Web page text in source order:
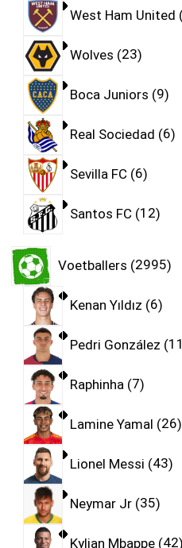
West Ham United
Wolves 23
Boca Juniors 9
Real Sociedad 6
Sevilla FC 6
Santos FC 12
Voetballers 2995
Kenan Yıldız 6
Pedri González 11
Raphinha 7
Lamine Yamal 26
Lionel Messi 43
Neymar Jr 35
Kylian Mbappe 42